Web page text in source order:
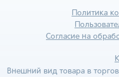
Политика
Согласие на
Внешний вид товара в